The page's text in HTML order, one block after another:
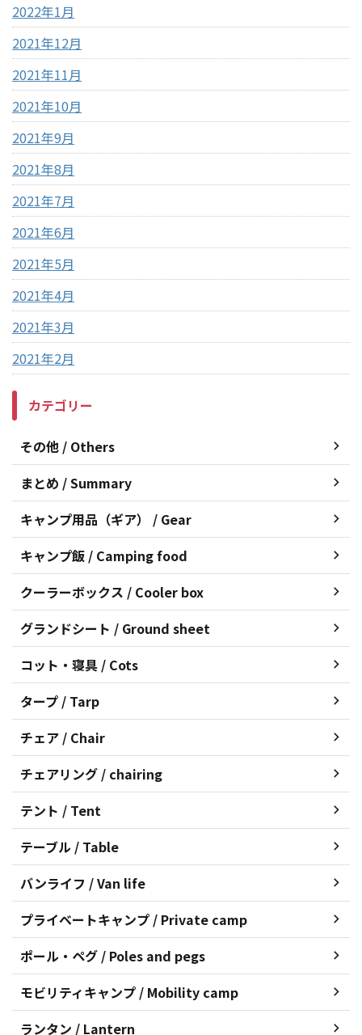
2022年1月
2021年12月
2021年11月
2021年10月
2021年9月
2021年8月
2021年7月
2021年6月
2021年5月
2021年4月
2021年3月
2021年2月
カテゴリー
その他 / Others
まとめ / Summary
キャンプ用品（ギア） / Gear
キャンプ飯 / Camping food
クーラーボックス / Cooler box
グランドシート / Ground sheet
コット・寝具 / Cots
タープ / Tarp
チェア / Chair
チェアリング / chairing
テント / Tent
テーブル / Table
バンライフ / Van life
プライベートキャンプ / Private camp
ポール・ペグ / Poles and pegs
モビリティキャンプ / Mobility camp
ランタン / Lantern